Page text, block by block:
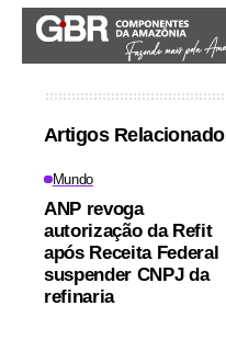
Artigos
Mundo
ANP revoga
autorização da Refit
após Receita Federal
suspender CNPJ da
refinaria